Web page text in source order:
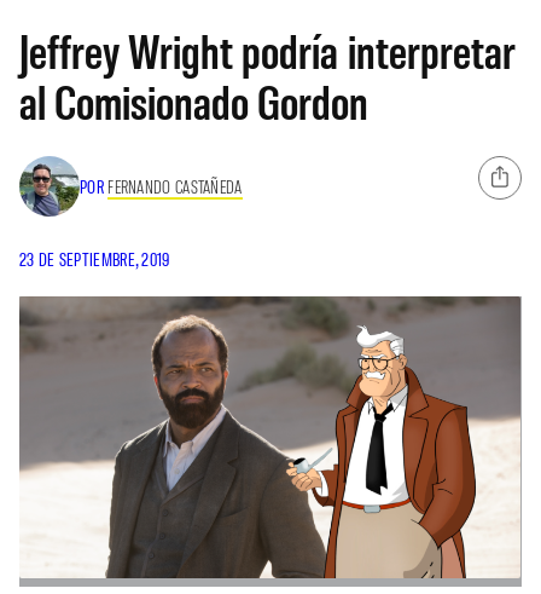
Jeffrey Wright podría interpretar
al Comisionado Gordon
POR FERNANDO CASTAÑEDA
23 DE SEPTIEMBRE, 2019